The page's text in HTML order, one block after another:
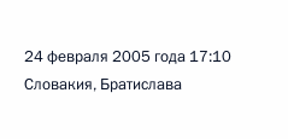
24 февраля 2005 года 17:10
Словакия, Братислава